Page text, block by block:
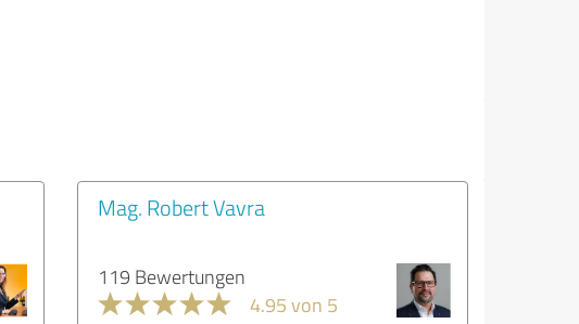
Mag. Robert Vavra
119 Bewertungen
4.95 von 5